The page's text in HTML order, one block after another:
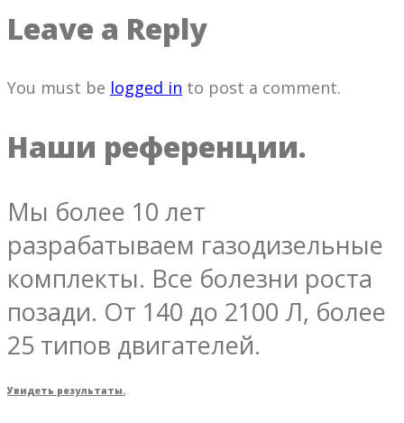
Leave a Reply
You must be logged in to post a comment.
Наши референции.
Мы более 10 лет
разрабатываем газодизельные
комплекты. Все болезни роста
позади. От 140 до 2100 Л, более
25 типов двигателей.
Увидеть результаты.